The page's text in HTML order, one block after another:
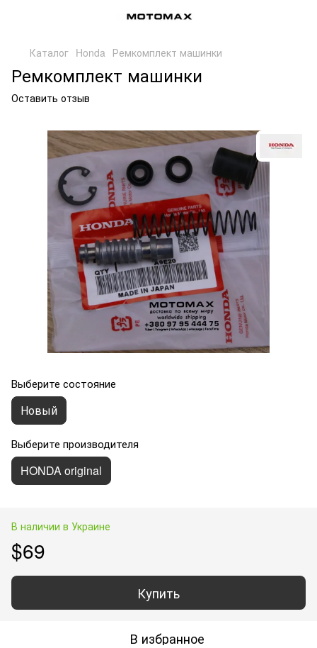
Каталог Honda Ремкомплект машинки
Ремкомплект машинки
Оставить отзыв
Выберите состояние
Новый
Выберите производителя
HONDA original
В наличии в Украине
$69
Купить
В избранное